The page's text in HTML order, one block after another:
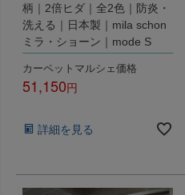
柄｜2倍ヒダ｜全2色｜防炎・
洗える｜日本製｜mila schon
ミラ・ショーン｜mode S
カーペットマルシェ価格
51,150
詳細を見る